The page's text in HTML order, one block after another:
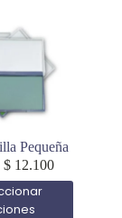
Pequeña
$12.100